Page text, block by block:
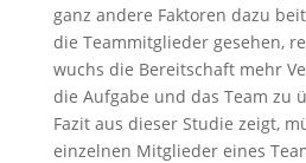
ganz andere Faktoren dazu
die Teammitglieder gesehen,
wuchs die Bereitschaft mehr
die Aufgabe und das Team zu
Fazit aus dieser Studie zeigt,
einzelnen Mitglieder eines